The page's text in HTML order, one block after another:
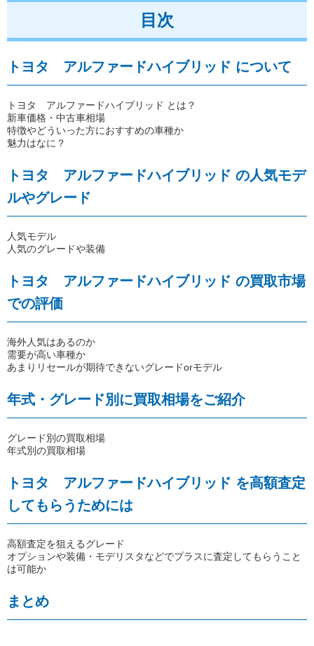
目次
トヨタ アルファードハイブリッド について
トヨタ アルファードハイブリッド とは？
新車価格・中古車相場
特徴やどういった方におすすめの車種か
魅力はなに？
トヨタ アルファードハイブリッド の人気モデ
ルやグレード
人気モデル
人気のグレードや装備
トヨタ アルファードハイブリッド の買取市場
での評価
海外人気はあるのか
需要が高い車種か
あまりリセールが期待できないグレードorモデル
年式・グレード別に買取相場をご紹介
グレード別の買取相場
年式別の買取相場
トヨタ アルファードハイブリッド を高額査定
してもらうためには
高額査定を狙えるグレード
オプションや装備・モデリスタなどでプラスに査定してもらうこと
は可能か
まとめ